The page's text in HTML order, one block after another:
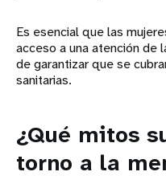
Es esencial que las
acceso a una atención de
de garantizar que se
sanitarias.
¿Qué mitos
torno a la